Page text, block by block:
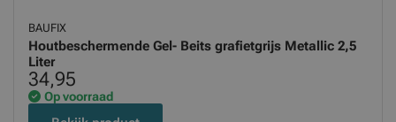
BAUFIX
Houtbeschermende Gel- Beits grafietgrijs Metallic 2,5
Liter
34,95
Op voorraad